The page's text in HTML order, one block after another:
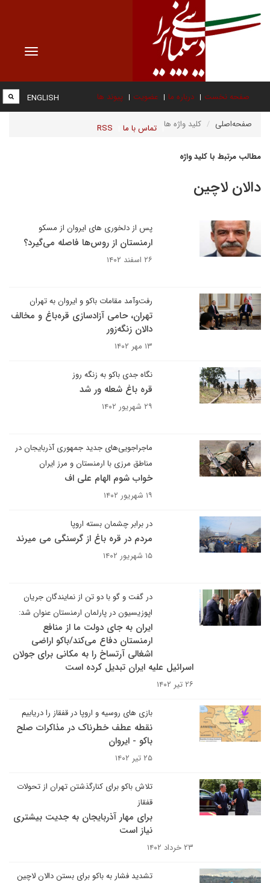
Toggle
صفحه نخست درباره ما عضویت پیوند ها
تماس با ما RSS
ENGLISH
صفحه‌اصلی کلید واژه ها
مطالب مرتبط با کلید واژه
دالان لاچین
پس از دلخوری های ایروان از مسکو
ارمنستان از روس‌ها فاصله می‌گیرد؟
۲۶ اسفند ۱۴۰۲
رفت‌وآمد مقامات باکو و ایروان به تهران
تهران، حامی آزادسازی قره‌باغ و مخالف
دالان زنگه‌زور
۱۳ مهر ۱۴۰۲
نگاه جدی باکو به زنگه روز
قره باغ شعله ور شد
۲۹ شهریور ۱۴۰۲
ماجراجویی‌های جدید جمهوری آذربایجان در
مناطق مرزی با ارمنستان و مرز ایران
خواب شوم الهام علی اف
۱۹ شهریور ۱۴۰۲
در برابر چشمان بسته اروپا
مردم در قره باغ از گرسنگی می میرند
۱۵ شهریور ۱۴۰۲
در گفت و گو با دو تن از نمایندگان جریان
اپوزیسیون در پارلمان ارمنستان عنوان شد:
ایران به جای دولت ما از منافع
ارمنستان دفاع می‌کند/باکو اراضی
اشغالی آرتساخ را به مکانی برای جولان
اسرائیل علیه ایران تبدیل کرده است
۲۶ تیر ۱۴۰۲
بازی های روسیه و اروپا در قفقاز را دریابیم
نقطه عطف خطرناک در مذاکرات صلح
باکو - ایروان
۲۵ تیر ۱۴۰۲
تلاش باکو برای کنار‌گذشتن تهران از تحولات
قفقاز
برای مهار آذربایجان به جدیت بیشتری
نیاز است
۲۳ خرداد ۱۴۰۲
تشدید فشار به باکو برای بستن دالان لاچین